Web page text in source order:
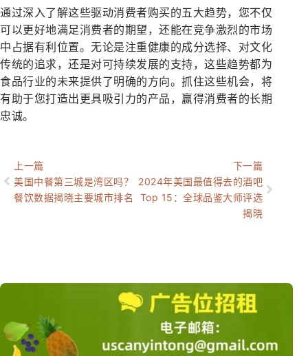
通过深入了解这些驱动消费者购买的五大趋势，您不仅
可以更好地满足消费者的期望，还能在竞争激烈的市场
中占据有利位置。无论是注重健康的成分选择、对文化
传统的追求，还是对可持续发展的支持，这些趋势都为
食品行业的未来提供了明确的方向。抓住这些机会，将
有助于您打造出更具吸引力的产品，赢得消费者的长期
忠诚。
上一篇
美国中餐第三城是湾区吗？
餐饮数据揭晓主要城市排名
下一篇
2024年美国最值得去的酒吧
Top 15：全球品鉴大师评选
揭晓